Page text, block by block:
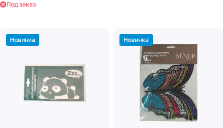
Под заказ
Новинка Новинка